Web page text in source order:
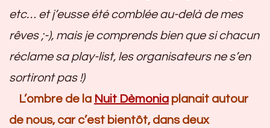
etc… et j’eusse été comblée au-delà de mes
rêves ;-), mais je comprends bien que si chacun
réclame sa play-list, les organisateurs ne s’en
sortiront pas !)
L’ombre de la Nuit Dèmonia planait autour
de nous, car c’est bientôt, dans deux